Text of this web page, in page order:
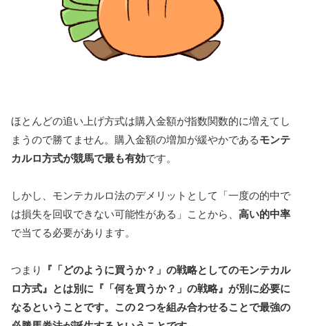
ほとんどの追い上げ方式は購入金額が指数関数的に増えてし
まうので勝てません。購入金額の増加が緩やかであるモンテ
カルロ方式が競馬で最も有効です。
しかし、モンテカルロ法のデメリットとして「一度の的中で
は損失を回収できない可能性がある」ことから、 高い的中率
で当てる必要があります。
つまり
『「どのように買うか？」の戦略としてのモンテカル
ロ方式』とは別に『「何を買うか？」の戦略』が別に必要に
なるということです。この２つを組み合わせることで最強の